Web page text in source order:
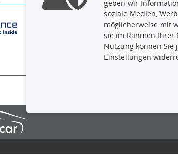
Die hier angezeigten Daten,
gesamte Datenbank ohne vorherige
ausführen zu lassen. Ein
geben wir
soziale Medien,
möglicherweise mit
sie im Rahmen Ihrer
Nutzung können
Einstellungen